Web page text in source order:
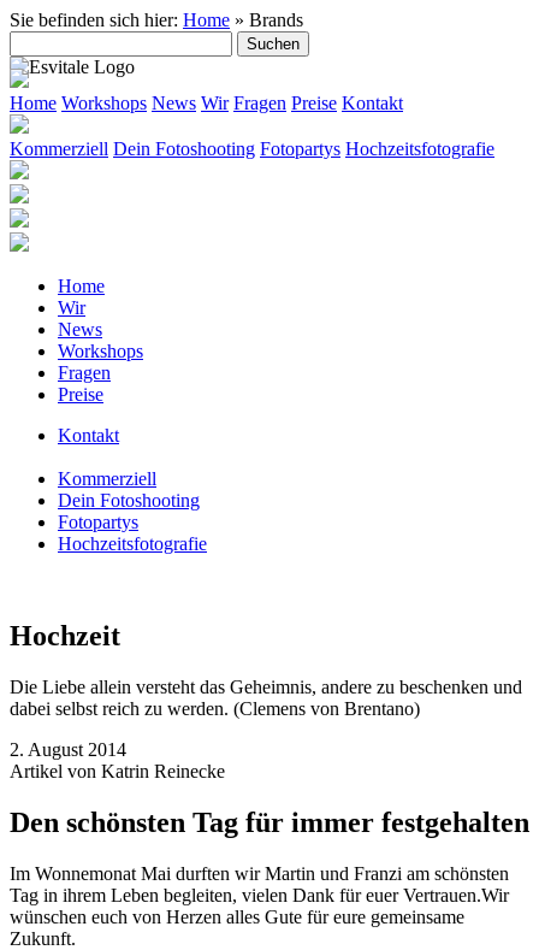
Sie befinden sich hier: Home » Brands
nach:
Home Workshops News Wir Fragen Preise Kontakt
Kommerziell Dein Fotoshooting Fotopartys Hochzeitsfotografie
Home
Wir
News
Workshops
Fragen
Preise
Kontakt
Kommerziell
Dein Fotoshooting
Fotopartys
Hochzeitsfotografie
Hochzeit
Die Liebe allein versteht das Geheimnis, andere zu beschenken und
dabei selbst reich zu werden. (Clemens von Brentano)
2. August 2014
Artikel von Katrin Reinecke
Den schönsten Tag für immer festgehalten
Im Wonnemonat Mai durften wir Martin und Franzi am schönsten
Tag in ihrem Leben begleiten, vielen Dank für euer Vertrauen.Wir
wünschen euch von Herzen alles Gute für eure gemeinsame
Zukunft.